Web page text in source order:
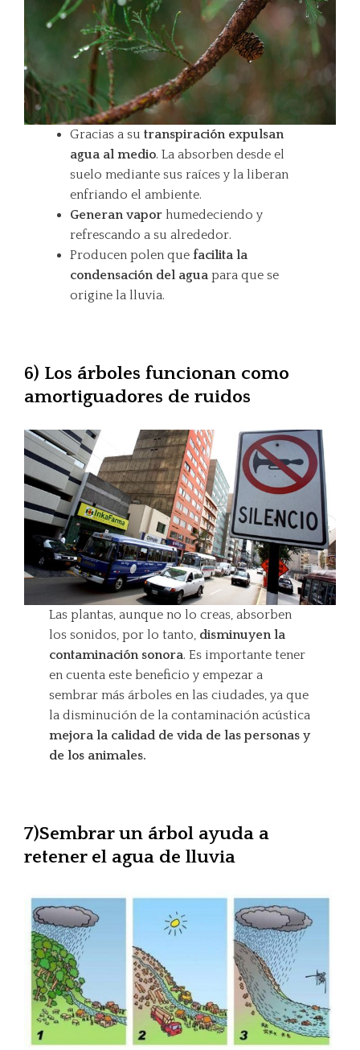
Gracias a sutranspiración expulsan
agua al medio. La absorben desde el
suelo mediante sus raíces y la liberan
enfriando el ambiente.
Generan vapor humedeciendo y
refrescando a su alrededor.
Producen polen quefacilita la
condensación del agua para que se
origine la lluvia.
6) Los árboles funcionan como
amortiguadores de ruidos
Las plantas, aunque no lo creas, absorben
los sonidos, por lo tanto, disminuyen la
contaminación sonora. Es importante tener
en cuenta este beneficio y empezar a
sembrar más árboles en las ciudades, ya que
la disminución de la contaminación acústica
mejora la calidad de vida de las personas y
de los animales.
7)Sembrar un árbol ayuda a
retener el agua de lluvia